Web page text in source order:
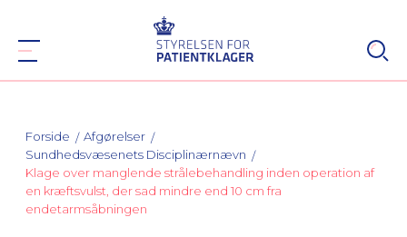
Forside
Afgørelser
Sundhedsvæsenets Disciplinærnævn
Klage over manglende strålebehandling inden operation af
en kræftsvulst, der sad mindre end 10 cm fra
endetarmsåbningen